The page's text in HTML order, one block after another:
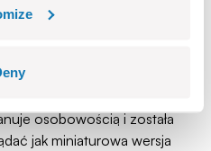
–
się do dynamicznej zabawy,
osobowością i została
jak miniaturowa wersja